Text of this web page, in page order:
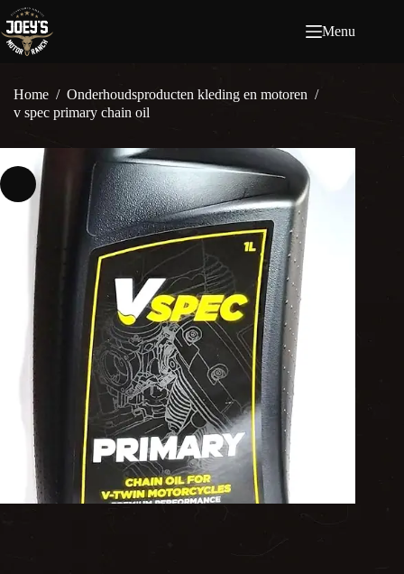
naar
de
inhoud
Menu
Home / Onderhoudsproducten kleding en motoren /
v spec primary chain oil